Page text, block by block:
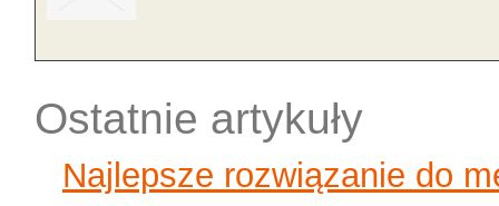
Ostatnie artykuły
Najlepsze rozwiązanie do